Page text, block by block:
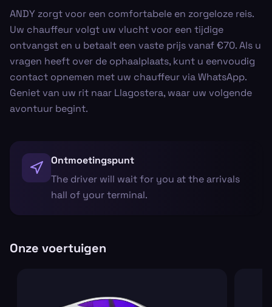
ANDY zorgt voor een comfortabele en zorgeloze reis.
Uw chauffeur volgt uw vlucht voor een tijdige
ontvangst en u betaalt een vaste prijs vanaf €70. Als u
vragen heeft over de ophaalplaats, kunt u eenvoudig
contact opnemen met uw chauffeur via WhatsApp.
Geniet van uw rit naar Llagostera, waar uw volgende
avontuur begint.
Ontmoetingspunt
The driver will wait for you at the arrivals
hall of your terminal.
Onze voertuigen